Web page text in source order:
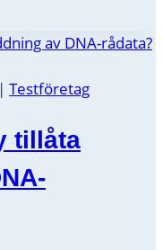
| Testföretag
tillåta